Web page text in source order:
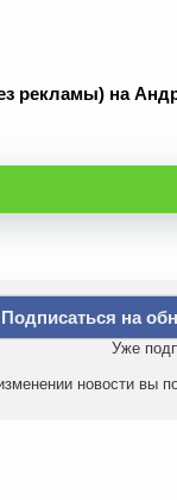
рекламы) на
Подписаться на
Уже
новости вы